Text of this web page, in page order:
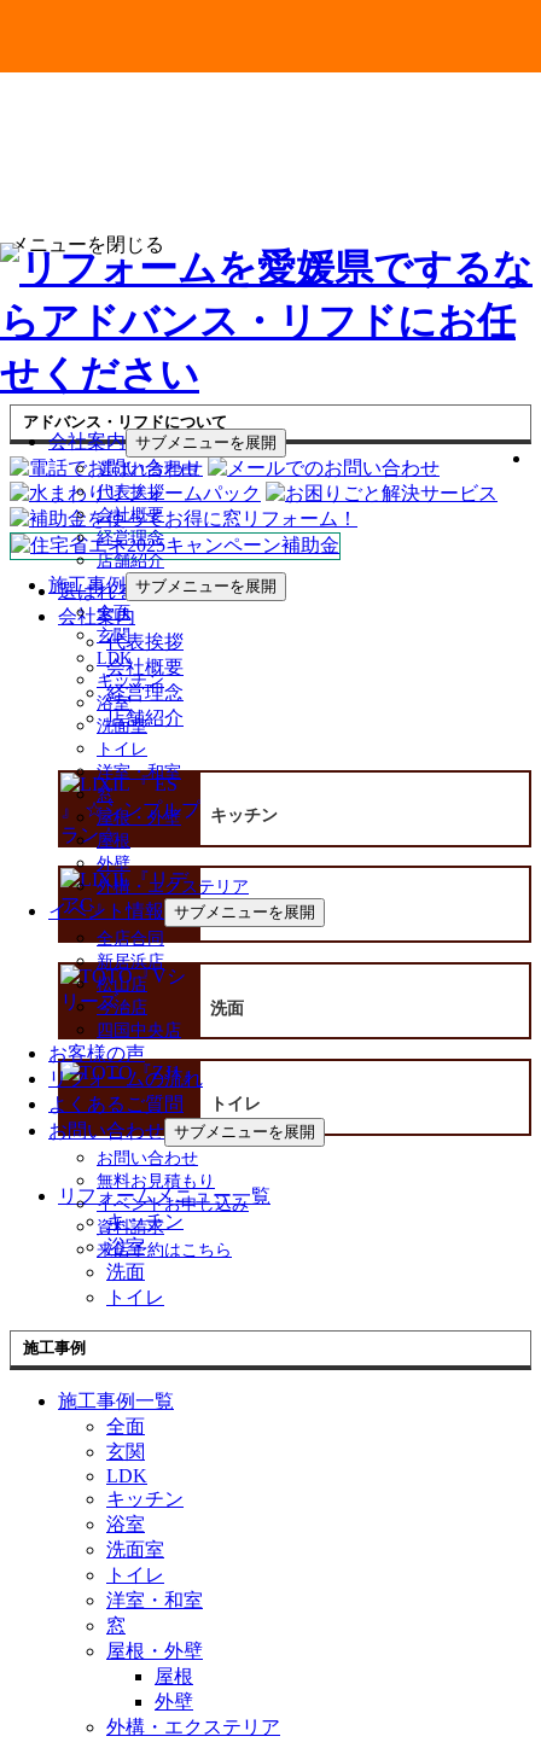
会社案内 サブメニューを展開
選ばれる理由
代表挨拶
会社概要
経営理念
店舗紹介
施工事例 サブメニューを展開
全面
玄関
LDK
キッチン
浴室
洗面室
トイレ
洋室・和室
窓
屋根・外壁
屋根
外壁
外構・エクステリア
イベント情報
サブメニューを展開
全店合同
新居浜店
松山店
今治店
四国中央店
お客様の声
リフォームの流れ
よくあるご質問
お問い合わせ サブメニューを展開
お問い合わせ
無料お見積もり
イベントお申し込み
資料請求
来店予約はこちら
メニューを閉じる
アドバンス・リフドについて
選ばれる理由
会社案内
代表挨拶
会社概要
経営理念
店舗紹介
キッチン
浴室
洗面
トイレ
リフォームメニュー一覧
キッチン
浴室
洗面
トイレ
施工事例
施工事例一覧
全面
玄関
LDK
キッチン
浴室
洗面室
トイレ
洋室・和室
窓
屋根・外壁
屋根
外壁
外構・エクステリア